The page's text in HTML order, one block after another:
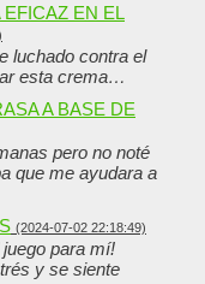
EN EL
luchado contra el
esta crema…
A BASE DE
pero no noté
que me ayudara a
(2024-07-02 22:18:49)
para mí!
y se siente